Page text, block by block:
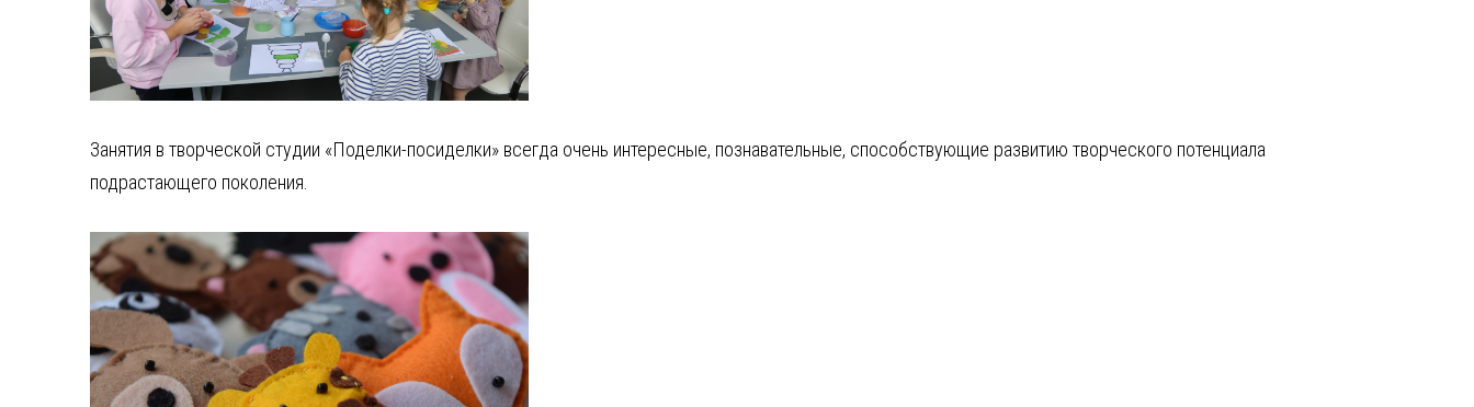
Занятия в творческой студии «Поделки-посиделки» всегда очень интересные, познавательные, способствующие развитию творческого потенциала
подрастающего поколения.